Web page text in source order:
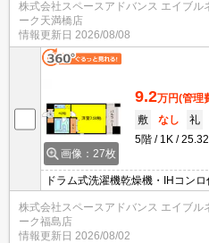
株式会社スペースアドバンス エイブル
ーク天満橋店
情報更新日 2026/08/08
画像：27枚
9.2万円(管理
敷
なし 礼
5階
1K
ドラム式洗濯機乾燥機・IHコン
株式会社スペースアドバンス エイブル
ーク福島店
情報更新日 2026/08/02